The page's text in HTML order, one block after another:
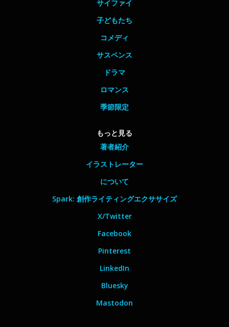
サイファイ
子どもたち
コメディ
サスペンス
ドラマ
ロマンス
季節限定
もっと見る
著者紹介
イラストレーター
について
Spark: 創作ライティングエクササイズ
X/Twitter
Facebook
Pinterest
LinkedIn
Bluesky
Mastodon